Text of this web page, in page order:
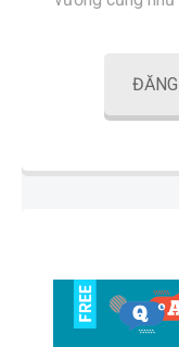
ĐĂNG